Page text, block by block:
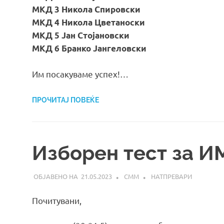
МКД 3 Никола Спировски
МКД 4 Никола Цветаноски
МКД 5 Јан Стојановски
МКД 6 Бранко Јангеловски
Им посакуваме успех!…
ПРОЧИТАЈ ПОВЕЌЕ
Изборен тест за
21.05.2023 СММ НАТПРЕВАРИ
Почитувани,